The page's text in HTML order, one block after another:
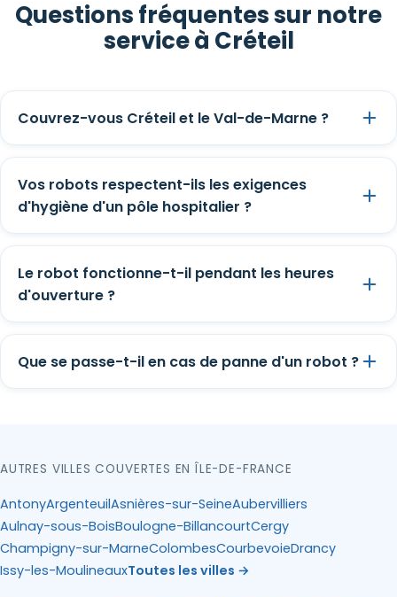
Questions fréquentes sur notre
service à Créteil
Couvrez-vous Créteil et le Val-de-Marne ?
Vos robots respectent-ils les exigences
d'hygiène d'un pôle hospitalier ?
Le robot fonctionne-t-il pendant les heures
d'ouverture ?
Que se passe-t-il en cas de panne d'un robot ?
AUTRES VILLES COUVERTES EN ÎLE-DE-FRANCE
AntonyArgenteuilAsnières-sur-SeineAubervilliers
Aulnay-sous-BoisBoulogne-BillancourtCergy
Champigny-sur-MarneColombesCourbevoieDrancy
Issy-les-MoulineauxToutes les villes →